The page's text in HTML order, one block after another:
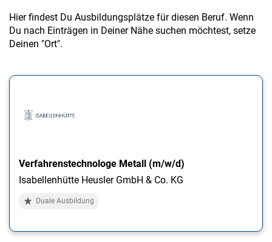
Hier findest Du Ausbildungsplätze für diesen Beruf. Wenn
Du nach Einträgen in Deiner Nähe suchen möchtest, setze
Deinen "Ort".
Verfahrenstechnologe Metall (m/w/d)
Isabellenhütte Heusler GmbH & Co. KG
Duale Ausbildung